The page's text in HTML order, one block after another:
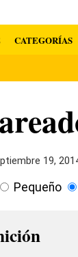
CATEGORÍAS
19,
Pequeño